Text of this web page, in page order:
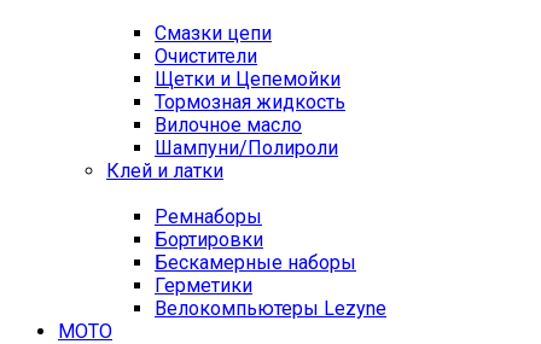
Смазки цепи
Очистители
Щетки и Цепемойки
Тормозная жидкость
Вилочное масло
Шампуни/Полироли
Клей и латки
Ремнаборы
Бортировки
Бескамерные наборы
Герметики
Велокомпьютеры Lezyne
МОТО